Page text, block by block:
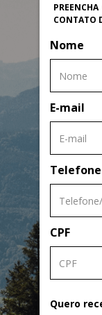
CONTATO
Nome
E-mail
Telefone
CPF
Quero